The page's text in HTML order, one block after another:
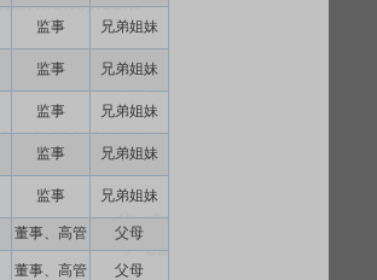
监事
兄弟姐妹
监事
兄弟姐妹
监事
兄弟姐妹
监事
兄弟姐妹
监事 兄弟姐妹
董事、高管
父母
董事、高管
父母